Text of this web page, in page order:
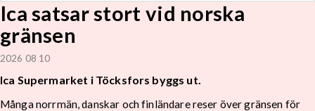
Ica satsar stort vid norska
gränsen
2026 08 10
Ica Supermarket i Töcksfors byggs ut.
Många norrmän, danskar och finländare reser över gränsen för